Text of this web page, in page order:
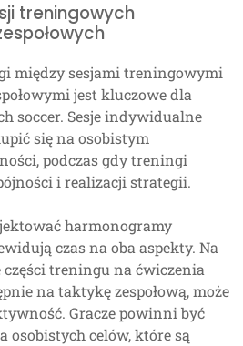
treningowych
między sesjami treningowymi
jest kluczowe dla
soccer. Sesje indywidualne
się na osobistym
podczas gdy treningi
i realizacji strategii.
harmonogramy
czas na oba aspekty. Na
części treningu na ćwiczenia
na taktykę zespołową, może
Gracze powinni być
osobistych celów, które są